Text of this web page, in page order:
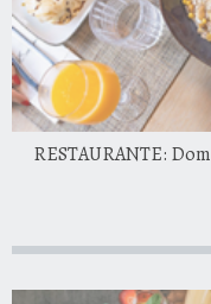
RESTAURANTE: